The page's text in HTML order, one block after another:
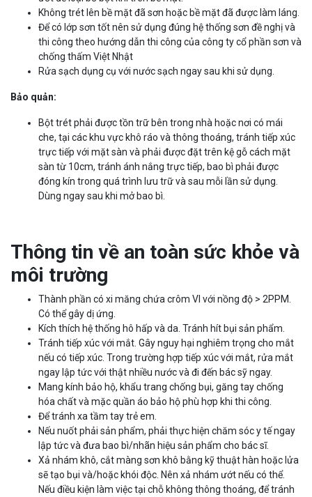
Không trét lên bề mặt đã sơn hoặc bề mặt đã được làm láng.
Để có lớp sơn tốt nên sử dụng đúng hệ thống sơn đề nghị và
thi công theo hướng dẫn thi công của công ty cổ phần sơn và
chống thấm Việt Nhật
Rửa sạch dụng cụ với nước sạch ngay sau khi sử dụng.
Bảo quản:
Bột trét phải được tồn trữ bên trong nhà hoặc nơi có mái
che, tại các khu vực khô ráo và thông thoáng, tránh tiếp xúc
trực tiếp với mặt sàn và phải được đặt trên kệ gỗ cách mặt
sàn từ 10cm, tránh ánh nắng trực tiếp, bao bì phải được
đóng kín trong quá trình lưu trữ và sau mỗi lần sử dụng.
Dùng ngay sau khi mở bao bì.
Thông tin về an toàn sức khỏe và
môi trường
Thành phần có xi măng chứa crôm VI với nồng độ > 2PPM.
Có thể gây dị ứng.
Kích thích hệ thống hô hấp và da. Tránh hít bụi sản phẩm.
Tránh tiếp xúc với mắt. Gây nguy hại nghiêm trọng cho mắt
nếu có tiếp xúc. Trong trường hợp tiếp xúc với mắt, rửa mắt
ngay lập tức với thật nhiều nước và đi đến bác sỹ ngay.
Mang kính bảo hộ, khẩu trang chống bụi, găng tay chống
hóa chất và mặc quần áo bảo hộ phù hợp khi thi công.
Để tránh xa tầm tay trẻ em.
Nếu nuốt phải sản phẩm, phải thực hiện chăm sóc y tế ngay
lập tức và đưa bao bì/nhãn hiệu sản phẩm cho bác sĩ.
Xả nhám khô, cắt màng sơn khô bằng kỹ thuật hàn hoặc lửa
sẽ tạo bụi và/hoặc khói độc. Nên xả nhám ướt nếu có thể.
Nếu điều kiện làm việc tại chỗ không thông thoáng, để tránh